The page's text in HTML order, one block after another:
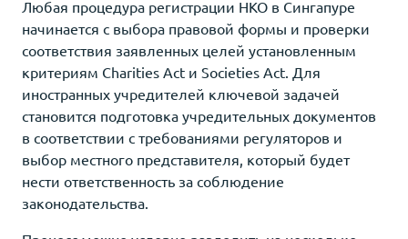
Любая процедура регистрации НКО в Сингапуре
начинается с выбора правовой формы и проверки
соответствия заявленных целей установленным
критериям Charities Act и Societies Act. Для
иностранных учредителей ключевой задачей
становится подготовка учредительных документов
в соответствии с требованиями регуляторов и
выбор местного представителя, который будет
нести ответственность за соблюдение
законодательства.